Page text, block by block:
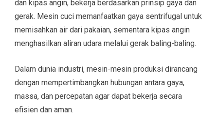
dan kipas angin, bekerja berdasarkan prinsip gaya dan
gerak. Mesin cuci memanfaatkan gaya sentrifugal untuk
memisahkan air dari pakaian, sementara kipas angin
menghasilkan aliran udara melalui gerak baling-baling.
Dalam dunia industri, mesin-mesin produksi dirancang
dengan mempertimbangkan hubungan antara gaya,
massa, dan percepatan agar dapat bekerja secara
efisien dan aman.